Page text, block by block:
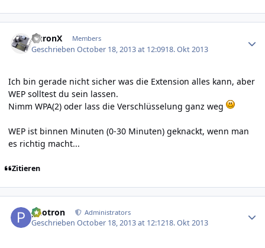
AuronX Members
GeschriebenOctober 18, 2013 at 12:0918. Okt 2013
Ich bin gerade nicht sicher was die Extension alles kann, aber
WEP solltest du sein lassen.
Nimm WPA(2) oder lass die Verschlüsselung ganz weg
WEP ist binnen Minuten (0-30 Minuten) geknackt, wenn man
es richtig macht...
Zitieren
photron Administrators
GeschriebenOctober 18, 2013 at 12:1218. Okt 2013